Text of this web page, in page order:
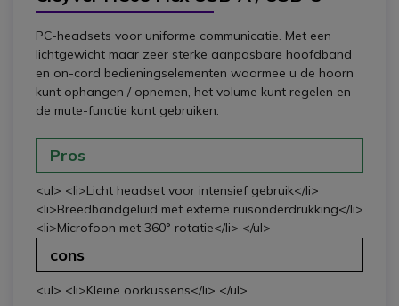
PC-headsets voor uniforme communicatie. Met een
lichtgewicht maar zeer sterke aanpasbare hoofdband
en on-cord bedieningselementen waarmee u de hoorn
kunt ophangen / opnemen, het volume kunt regelen en
de mute-functie kunt gebruiken.
Pros
<ul> <li>Licht headset voor intensief gebruik</li>
<li>Breedbandgeluid met externe ruisonderdrukking</li>
<li>Microfoon met 360° rotatie</li> </ul>
cons
<ul> <li>Kleine oorkussens</li> </ul>